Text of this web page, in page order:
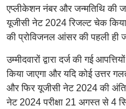
एप्लीकेशन नंबर और जन्मतिथि की
यूजीसी नेट 2024 रिजल्ट चेक किया
की प्रोविजनल आंसर की पहली ही
उम्मीदवारों द्वारा दर्ज की गई
किया जाएगा और यदि कोई उत्तर
और फिर यूजीसी नेट 2024 की
नेट 2024 परीक्षा 21 अगस्त से 4